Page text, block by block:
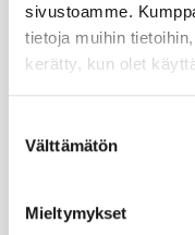
sivustoamme.
tietoja muihin
kerätty, kun olet
valinta
Välttämätön
Mieltymykset
Helsinki, FI